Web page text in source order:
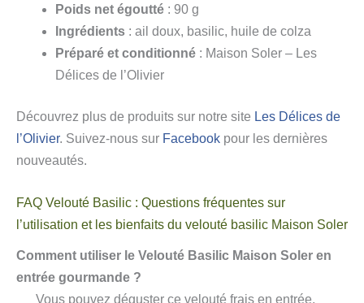
Poids net égoutté : 90 g
Ingrédients : ail doux, basilic, huile de colza
Préparé et conditionné : Maison Soler – Les
Délices de l’Olivier
Découvrez plus de produits sur notre site Les Délices de
l’Olivier. Suivez-nous sur Facebook pour les dernières
nouveautés.
FAQ Velouté Basilic : Questions fréquentes sur
l’utilisation et les bienfaits du velouté basilic Maison Soler
Comment utiliser le Velouté Basilic Maison Soler en
entrée gourmande ?
Vous pouvez déguster ce velouté frais en entrée,